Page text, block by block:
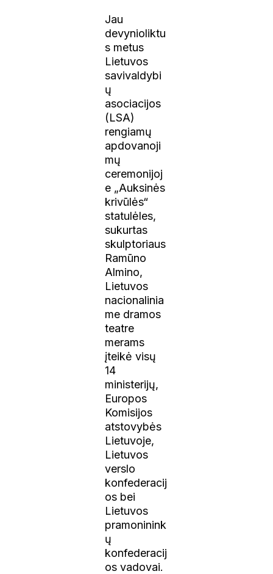
Jau
devynioliktu
s metus
Lietuvos
savivaldybi
ų
asociacijos
(LSA)
rengiamų
apdovanoji
mų
ceremonijoj
e „Auksinės
krivūlės“
statulėles,
sukurtas
skulptoriaus
Ramūno
Almino,
Lietuvos
nacionalinia
me dramos
teatre
merams
įteikė visų
14
ministerijų,
Europos
Komisijos
atstovybės
Lietuvoje,
Lietuvos
verslo
konfederacij
os bei
Lietuvos
pramoninink
ų
konfederacij
os vadovai.